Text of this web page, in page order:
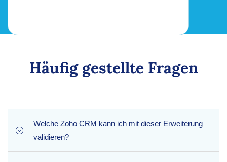
Häufig gestellte Fragen
Welche Zoho CRM kann ich mit dieser Erweiterung
validieren?